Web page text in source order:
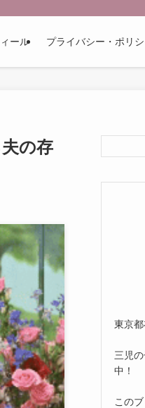
ール プライバシー・ポリ
の存
東京都
三児
中！
この